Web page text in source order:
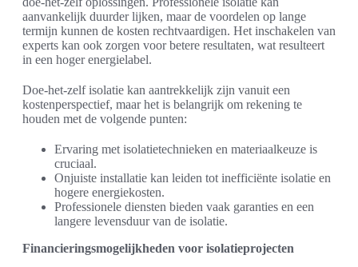
aanvankelijk duurder lijken, maar de voordelen op lange
termijn kunnen de kosten rechtvaardigen. Het inschakelen van
experts kan ook zorgen voor betere resultaten, wat resulteert
in een hoger energielabel.
Doe-het-zelf isolatie kan aantrekkelijk zijn vanuit een
kostenperspectief, maar het is belangrijk om rekening te
houden met de volgende punten:
Ervaring met isolatietechnieken en materiaalkeuze is
cruciaal.
Onjuiste installatie kan leiden tot inefficiënte isolatie en
hogere energiekosten.
Professionele diensten bieden vaak garanties en een
langere levensduur van de isolatie.
Financieringsmogelijkheden voor isolatieprojecten